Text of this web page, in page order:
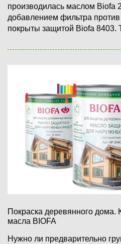
производилась маслом Biofa
добавлением фильтра
покрыты защитой Biofa 8403.
Покраска деревянного дома.
масла BIOFA
Нужно ли предварительно